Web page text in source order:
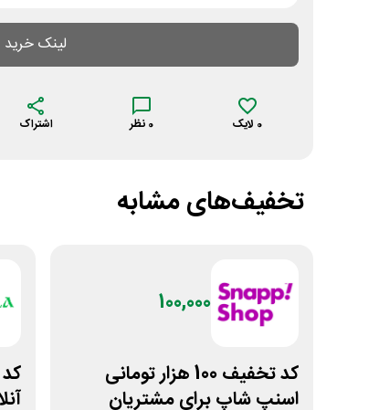
لینک خرید
0 لایک 0 نظر اشتراک
تخفیف‌های مشابه
100,000
کد تخفیف 100 هزار تومانی
اسنپ شاپ برای مشتریان